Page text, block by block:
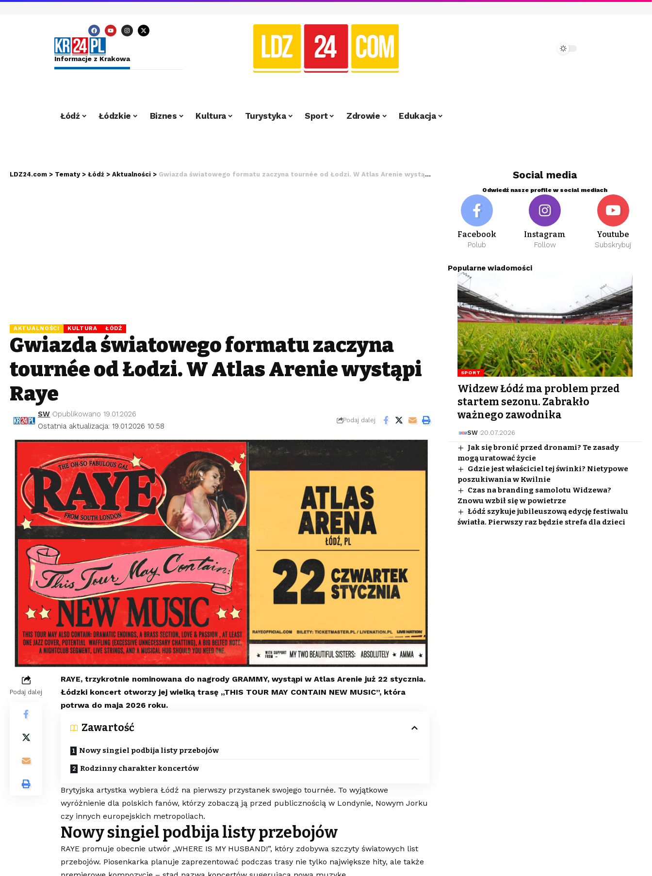
Informacje z Krakowa
Łódź Łódzkie Biznes Kultura Turystyka Sport Zdrowie Edukacja
LDZ24.com > Tematy> Łódź > Aktualności > Gwiazda światowego formatu zaczyna tournée od Łodzi. W Atlas Arenie wystąpi Raye
AKTUALNOŚCI KULTURA ŁÓDŹ
Gwiazda światowego formatu zaczyna
tournée od Łodzi. W Atlas Arenie wystąpi
Raye
Ostatnia aktualizacja: 19.01.2026 10:58
SW Opublikowano 19.01.2026
Podaj dalej
Podaj dalej
RAYE, trzykrotnie nominowana do nagrody GRAMMY, wystąpi w Atlas Arenie już 22 stycznia.
Łódzki koncert otworzy jej wielką trasę „THIS TOUR MAY CONTAIN NEW MUSIC”, która
potrwa do maja 2026 roku.
Zawartość
Nowy singiel podbija listy przebojów
Rodzinny charakter koncertów
Brytyjska artystka wybiera Łódź na pierwszy przystanek swojego tournée. To wyjątkowe
wyróżnienie dla polskich fanów, którzy zobaczą ją przed publicznością w Londynie, Nowym Jorku
czy innych europejskich metropoliach.
Nowy singiel podbija listy przebojów
RAYE promuje obecnie utwór „WHERE IS MY HUSBAND!”, który zdobywa szczyty światowych list
przebojów. Piosenkarka planuje zaprezentować podczas trasy nie tylko największe hity, ale także
Social media
Odwiedź nasze profile w social mediach
Facebook
Polub
Instagram
Follow
Youtube
Subskrybuj
Popularne wiadomości
SPORT
Widzew Łódź ma problem przed
startem sezonu. Zabrakło
ważnego zawodnika
SW 20.07.2026
Jak się bronić przed dronami? Te zasady
mogą uratować życie
Gdzie jest właściciel tej świnki? Nietypowe
poszukiwania w Kwilnie
Czas na branding samolotu Widzewa?
Znowu wzbił się w powietrze
Łódź szykuje jubileuszową edycję festiwalu
światła. Pierwszy raz będzie strefa dla dzieci